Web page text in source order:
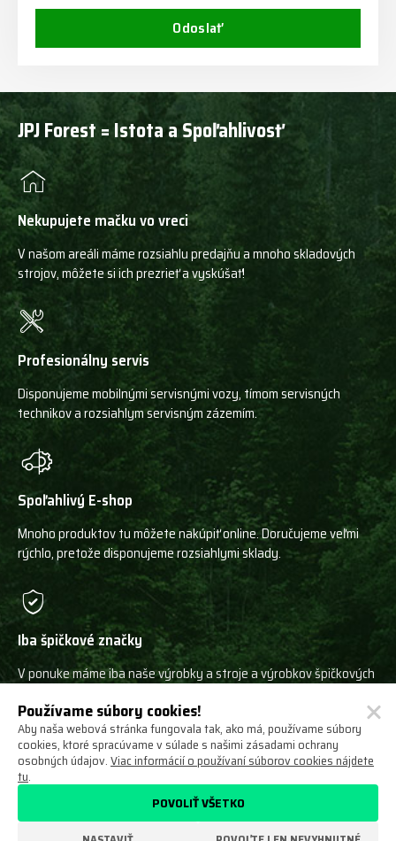
Odoslať
JPJ Forest = Istota a Spoľahlivosť
Nekupujete mačku vo vreci
V našom areáli máme rozsiahlu predajňu a mnoho skladových
strojov, môžete si ich prezrieť a vyskúšať!
Profesionálny servis
Disponujeme mobilnými servisnými vozy, tímom servisných
technikov a rozsiahlym servisným zázemím.
Spoľahlivý E-shop
Mnoho produktov tu môžete nakúpiť online. Doručujeme veľmi
rýchlo, pretože disponujeme rozsiahlymi sklady.
Iba špičkové značky
V ponuke máme iba naše výrobky a stroje a výrobkov špičkových
Ochrana osobných údajovObchodné podmienky
Odstúpenie od zmluvyO násNastavení cookies
Používame súbory cookies!
Aby naša webová stránka fungovala tak, ako má, používame súbory
cookies, ktoré spracúvame v súlade s našimi zásadami ochrany
osobných údajov.Viac informácií o používaní súborov cookies nájdete
tu.
POVOLIŤ VŠETKO